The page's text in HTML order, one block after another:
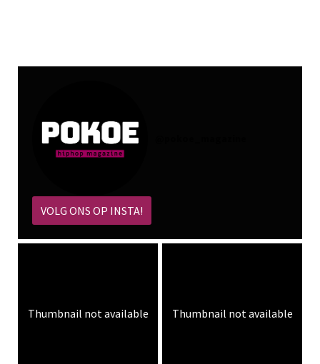
VOLG ONS OP INSTA!
Thumbnail not available Thumbnail not available